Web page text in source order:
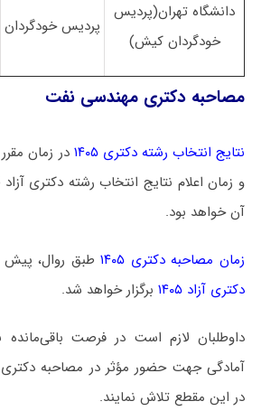
دانشگاه تهران(پردیس
خودگردان کیش)
پردیس خودگردان
مصاحبه دکتری مهندسی نفت
نتایج انتخاب رشته دکتری ۱۴۰۵
در زمان
آن خواهد بود.
زمان مصاحبه دکتری ۱۴۰۵ طبق روال، پیش
دکتری آزاد ۱۴۰۵
برگزار خواهد شد.
داوطلبان لازم است در فرصت
آمادگی جهت حضور مؤثر در مصاحبه
در این مقطع تلاش نمایند.